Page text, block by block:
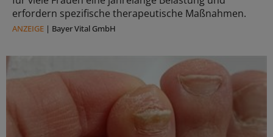
erfordern spezifische therapeutische Maßnahmen.
ANZEIGE | Bayer Vital GmbH